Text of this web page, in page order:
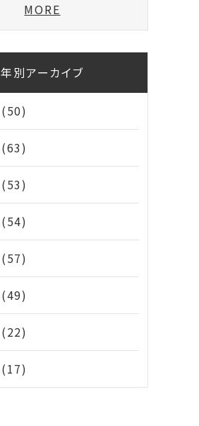
MORE
年別アーカイブ
(50)
(63)
(53)
(54)
(57)
(49)
(22)
(17)